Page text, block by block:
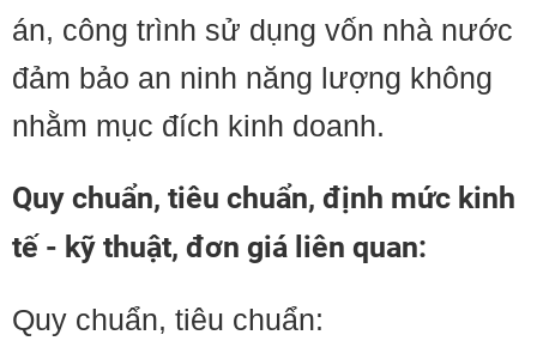
án, công trình sử dụng vốn nhà nước
đảm bảo an ninh năng lượng không
nhằm mục đích kinh doanh.
Quy chuẩn, tiêu chuẩn, định mức kinh
tế - kỹ thuật, đơn giá liên quan:
Quy chuẩn, tiêu chuẩn: